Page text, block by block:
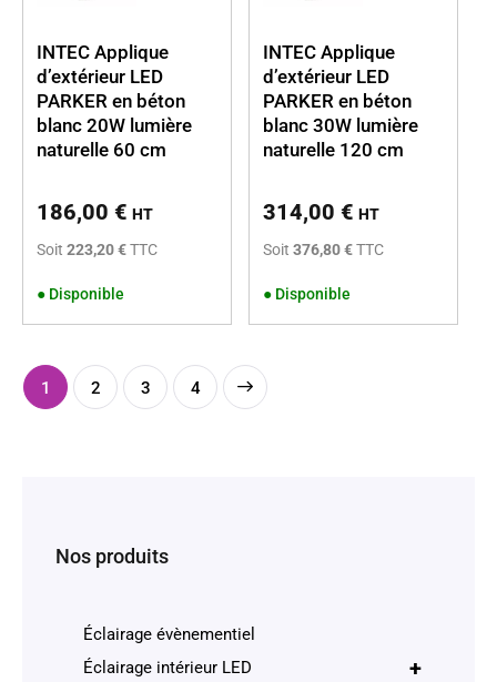
INTEC Applique
d’extérieur LED
PARKER en béton
blanc 20W lumière
naturelle 60 cm
186,00 € HT
Soit 223,20 €TTC
● Disponible
INTEC Applique
d’extérieur LED
PARKER en béton
blanc 30W lumière
naturelle 120 cm
314,00 € HT
Soit 376,80 €TTC
● Disponible
1 2 3 4
→
Nos produits
Éclairage évènementiel
+
Éclairage intérieur LED